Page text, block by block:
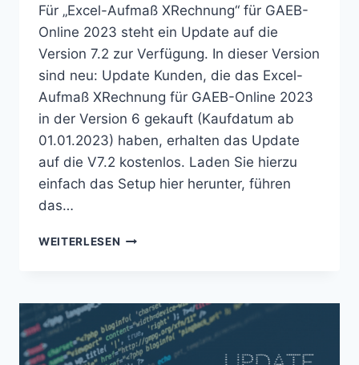
Für „Excel-Aufmaß XRechnung“ für GAEB-
Online 2023 steht ein Update auf die
Version 7.2 zur Verfügung. In dieser Version
sind neu: Update Kunden, die das Excel-
Aufmaß XRechnung für GAEB-Online 2023
in der Version 6 gekauft (Kaufdatum ab
01.01.2023) haben, erhalten das Update
auf die V7.2 kostenlos. Laden Sie hierzu
einfach das Setup hier herunter, führen
das…
WEITERLESEN UPDATE:
V
7.2